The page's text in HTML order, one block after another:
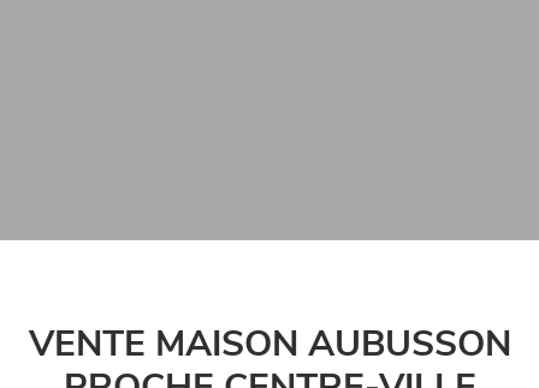
VENTE MAISON AUBUSSON